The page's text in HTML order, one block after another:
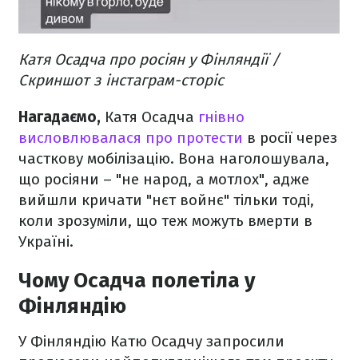
Катя Осадча про росіян у Фінляндії /
Скриншот з інстаграм-сторіс
Нагадаємо, Катя Осадча гнівно
висловлювалася про протести в росії через
часткову мобілізацію. Вона наголошувала,
що росіяни – "не народ, а мотлох", адже
вийшли кричати "нєт войнє" тільки тоді,
коли зрозуміли, що теж можуть вмерти в
Україні.
Чому Осадча полетіла у
Фінляндію
У Фінляндію Катю Осадчу запросили